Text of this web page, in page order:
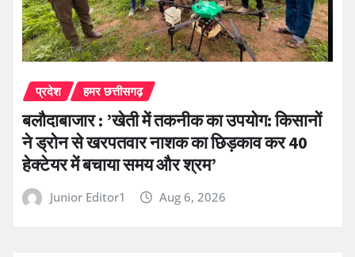
प्रदेश हमर छत्तीसगढ़
बलौदाबाजार : ’खेती में तकनीक का उपयोग: किसानों
ने ड्रोन से खरपतवार नाशक का छिड़काव कर 40
हेक्टेयर में बचाया समय और श्रम’
Junior Editor1 Aug 6, 2026